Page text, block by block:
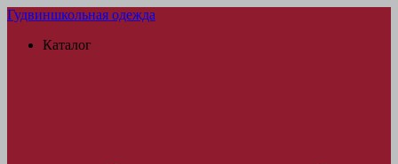
Гудвиншкольная одежда
Каталог